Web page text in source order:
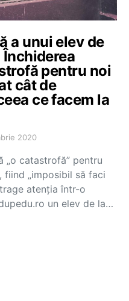
a unui elev de
pentru noi
cât de
ce facem la
2020
„o catastrofă” pentru
fiind „imposibil să faci
atenția într-o
un elev de la…